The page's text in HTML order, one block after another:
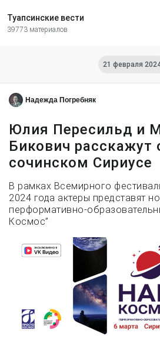
Туапсинские вести
39773 материалов
21 февраля
Надежда Погребняк
Юлия Пересильд и
Бикович расскажут
сочинском Сириусе
В рамках Всемирного
2024 года актеры представят
перформативно-
Космос”